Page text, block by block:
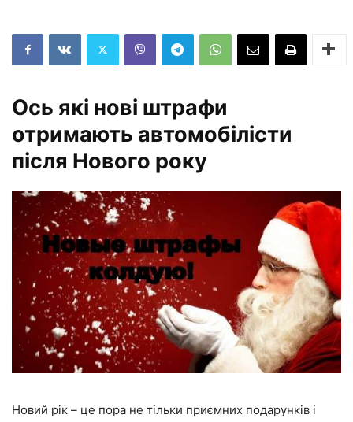
Ось які нові штрафи
отримають автомобілісти
після Нового року
Новий рік – це пора не тільки приємних подарунків і